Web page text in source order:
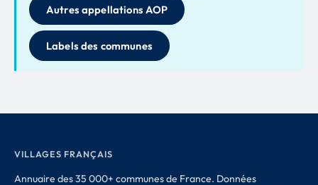
Autres appellations AOP
Labels des communes
VILLAGES FRANÇAIS
Annuaire des 35 000+ communes de France. Données